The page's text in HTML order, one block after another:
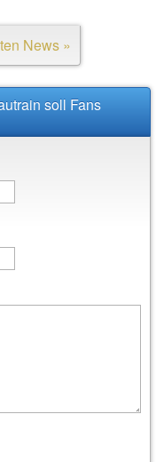
News »
soll Fans